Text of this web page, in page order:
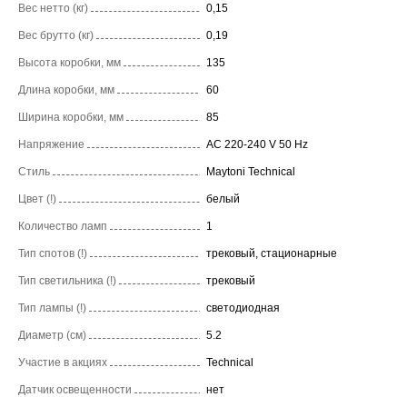
Вес нетто (кг) 0,15
Вес брутто (кг) 0,19
Высота коробки, мм 135
Длина коробки, мм 60
Ширина коробки, мм 85
Напряжение AC 220-240 V 50 Hz
Стиль Maytoni Technical
Цвет (!) белый
Количество ламп 1
Тип спотов (!) трековый, стационарные
Тип светильника (!) трековый
Тип лампы (!) светодиодная
Диаметр (см) 5.2
Участие в акциях Technical
Датчик освещенности нет